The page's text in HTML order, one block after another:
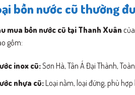
bồn nước cũ thường
mua bồn nước cũ tại Thanh Xuân
gồm:
inox cũ:Sơn Hà, Tân Á Đại Thành,
nhựa cũ:Loại nằm, loại đứng, phù